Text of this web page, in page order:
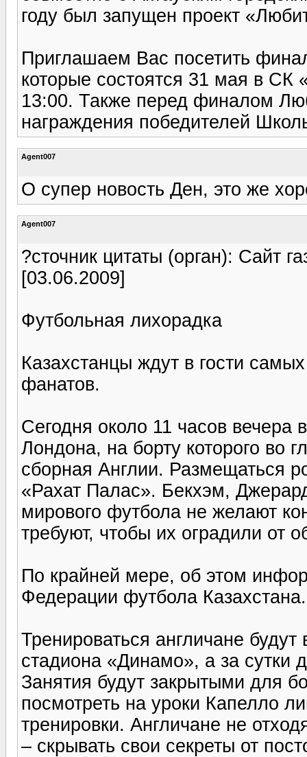
году был запущен проект
Приглашаем Вас посетить
которые состоятся 31 мая в СК
13:00. Также перед финалом
награждения победителей
Agent007
О супер новость Ден, это же
Agent007
?сточник цитаты (орган): Сайт
[03.06.2009]
Футбольная лихорадка
Казахстанцы ждут в гости
фанатов.
Сегодня около 11 часов вечера
Лондона, на борту которого во
сборная Англии. Размещаться
«Рахат Палас». Бекхэм,
мирового футбола не желают
требуют, чтобы их оградили от
По крайней мере, об этом
Федерации футбола Казахстана.
Тренироваться англичане
стадиона «Динамо», а за сутки
Занятия будут закрытыми для
посмотреть на уроки Капелло
тренировки. Англичане не
– скрывать свои секреты от